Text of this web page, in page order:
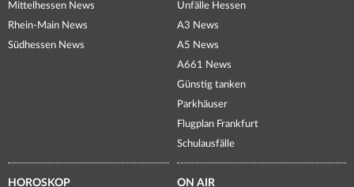
Mittelhessen News
Rhein-Main News
Südhessen News
Unfälle Hessen
A3 News
A5 News
A661 News
Günstig tanken
Parkhäuser
Flugplan Frankfurt
Schulausfälle
HOROSKOP ON AIR